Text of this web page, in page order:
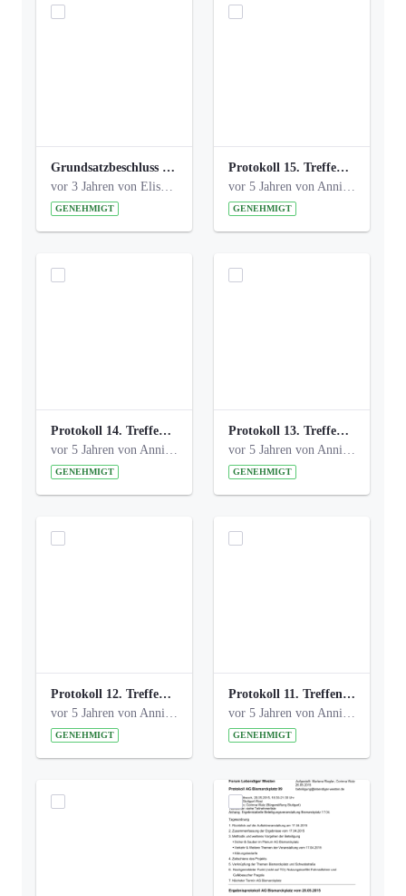
Grundsatzbeschluss Bismarckplatz_440_2021.pdf
vor 3 Jahren von Elisa Söll
GENEHMIGT
Protokoll 15. Treffen 20161006 AG Bismarckplatz.pdf
vor 5 Jahren von Anni Schlumberger
GENEHMIGT
Protokoll 14. Treffen 20160613 AG Bismarckplatz.pdf
vor 5 Jahren von Anni Schlumberger
GENEHMIGT
Protokoll 13. Treffen 20151130 AG Bismarckplatz.pdf
vor 5 Jahren von Anni Schlumberger
GENEHMIGT
Protokoll 12. Treffen 20150921 AG Bismarckplatz.pdf
vor 5 Jahren von Anni Schlumberger
GENEHMIGT
Protokoll 11. Treffen 20150901 AG Bismarckplatz.pdf
vor 5 Jahren von Anni Schlumberger
GENEHMIGT